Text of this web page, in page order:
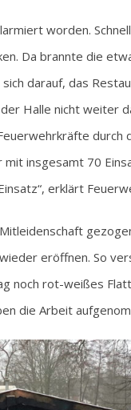
worden.
Da brannte die
darauf, das
Halle nicht weiter
durch
insgesamt 70
erklärt
eröffnen. So
noch rot-weißes
die Arbeit